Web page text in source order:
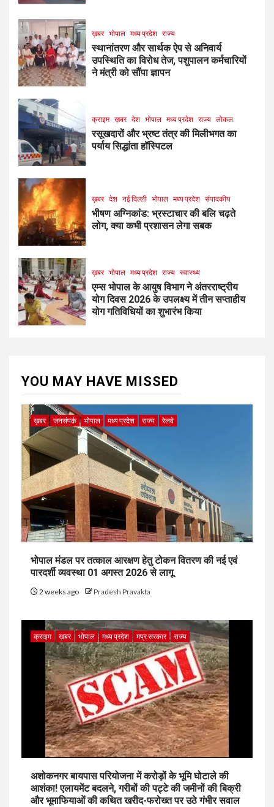
ख़बर भोपाल मध्य प्रदेश राज्य
स्थानांतरण और सार्थक ऐप से अनिवार्य
उपस्थिति का विरोध तेज, पशुपालन कर्मचारियों
ने मंत्री को सौंपा ज्ञापन
क्राइम ख़बर देश भोपाल मध्य प्रदेश राज्य लोकल
रसूखदारों और भ्रष्ट तंत्र की मिलीभगत का
पर्याय सिद्धांता हॉस्पिटल
ख़बर देश नई दिल्ली भोपाल मध्य प्रदेश संपादकीय
भीषण अग्निकांड: भ्रस्टाचार की बलि चढ़ते
लोग, क्या कभी प्रशासन लेगा सबक
ख़बर भोपाल मध्य प्रदेश राज्य स्वास्थ्य
एम्स भोपाल के आयुष विभाग ने अंतरराष्ट्रीय
योग दिवस 2026 के उपलक्ष्य में तीन सप्ताहीय
योग गतिविधियों का शुभारंभ किया
YOU MAY HAVE MISSED
ख़बर जनसंपर्क भोपाल मध्य प्रदेश राज्य रेलवे
भोपाल मंडल पर तत्काल आरक्षण हेतु टोकन वितरण की नई एवं
पारदर्शी व्यवस्था 01 अगस्त 2026 से लागू
2 weeks ago Pradesh Pravakta
क्राइम ख़बर भोपाल मध्य प्रदेश मप्र सरकार राज्य
अशोकनगर बायपास परियोजना में करोड़ों के भूमि घोटाले की
आशंका! एलायमेंट बदलने, गरीबों की पट्टे की जमीनों की बिक्री
और भूमाफियाओं की कथित खरीद-फरोख्त पर उठे गंभीर सवाल